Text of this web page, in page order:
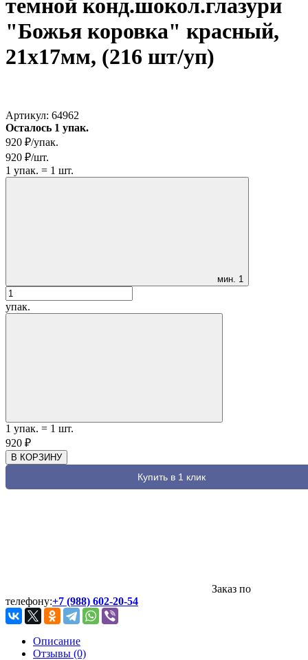
темной конд.шокол.глазури
"Божья коровка" красный,
21х17мм, (216 шт/уп)
Артикул: 64962
Осталось 1 упак.
920 ₽/упак.
920 ₽/шт.
1 упак. = 1 шт.
мин. 1
упак.
1 упак. = 1 шт.
920 ₽
В КОРЗИНУ
Купить в 1 клик
Заказ по
телефону:+7 (988) 602-20-54
Описание
Отзывы (0)